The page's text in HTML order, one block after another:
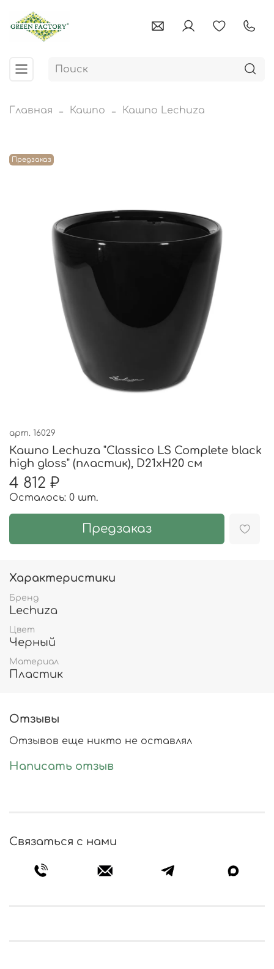
Главная Кашпо Кашпо Lechuza
Предзаказ
арт. 16029
Кашпо Lechuza "Classico LS Complete black
high gloss" (пластик), D21xH20 см
4 812 ₽
Осталось: 0 шт.
Предзаказ
Характеристики
Бренд
Lechuza
Цвет
Черный
Материал
Пластик
Отзывы
Отзывов еще никто не оставлял
Написать отзыв
Связаться с нами